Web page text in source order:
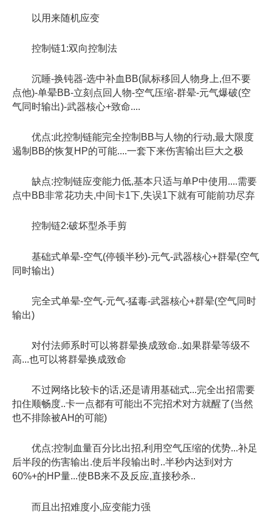
以用来随机应变
控制链1:双向控制法
沉睡-换钝器-选中补血BB(鼠标移回人物身上,但不要
点他)-单晕BB-立刻点回人物-空气压缩-群晕-元气爆破(空
气同时输出)-武器核心+致命....
优点:此控制链能完全控制BB与人物的行动,最大限度
遏制BB的恢复HP的可能....一套下来伤害输出巨大之极
缺点:控制链应变能力低,基本只适与单P中使用....需要
点中BB非常花功夫,中间卡1下,失误1下就有可能前功尽弃
控制链2:破坏型杀手剪
基础式单晕-空气(停顿半秒)-元气-武器核心+群晕(空气
同时输出)
完全式单晕-空气-元气-猛毒-武器核心+群晕(空气同时
输出)
对付法师系时可以将群晕换成致命..如果群晕等级不
高...也可以将群晕换成致命
不过网络比较卡的话,还是请用基础式...完全出招需要
扣住顺畅度..卡一点都有可能出不完招术对方就醒了(当然
也不排除被AH的可能)
优点:控制血量百分比出招,利用空气压缩的优势...补足
后半段的伤害输出.使后半段输出时..半秒内达到对方
60%+的HP量...使BB来不及反应,直接秒杀..
而且出招难度小,应变能力强